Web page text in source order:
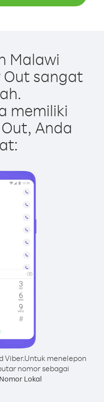
Malawi
sangat
memiliki
Anda
Viber.Untuk menelepon
nomor sebagai
Nomor Lokal